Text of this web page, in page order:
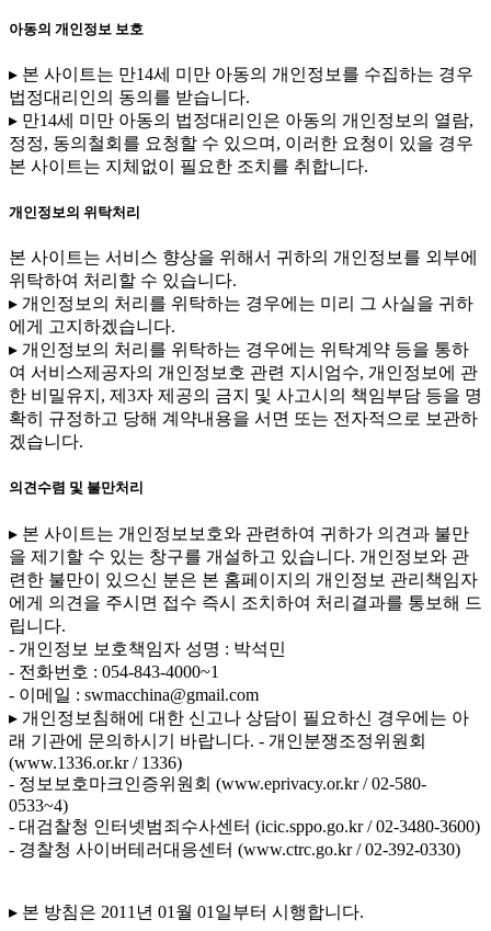
아동의 개인정보 보호
▸ 본 사이트는 만14세 미만 아동의 개인정보를 수집하는 경우
법정대리인의 동의를 받습니다.
▸ 만14세 미만 아동의 법정대리인은 아동의 개인정보의 열람,
정정, 동의철회를 요청할 수 있으며, 이러한 요청이 있을 경우
본 사이트는 지체없이 필요한 조치를 취합니다.
개인정보의 위탁처리
본 사이트는 서비스 향상을 위해서 귀하의 개인정보를 외부에
위탁하여 처리할 수 있습니다.
▸ 개인정보의 처리를 위탁하는 경우에는 미리 그 사실을 귀하
에게 고지하겠습니다.
▸ 개인정보의 처리를 위탁하는 경우에는 위탁계약 등을 통하
여 서비스제공자의 개인정보호 관련 지시엄수, 개인정보에 관
한 비밀유지, 제3자 제공의 금지 및 사고시의 책임부담 등을 명
확히 규정하고 당해 계약내용을 서면 또는 전자적으로 보관하
겠습니다.
의견수렴 및 불만처리
▸ 본 사이트는 개인정보보호와 관련하여 귀하가 의견과 불만
을 제기할 수 있는 창구를 개설하고 있습니다. 개인정보와 관
련한 불만이 있으신 분은 본 홈페이지의 개인정보 관리책임자
에게 의견을 주시면 접수 즉시 조치하여 처리결과를 통보해 드
립니다.
- 개인정보 보호책임자 성명 : 박석민
- 전화번호 : 054-843-4000~1
- 이메일 : swmacchina@gmail.com
▸ 개인정보침해에 대한 신고나 상담이 필요하신 경우에는 아
래 기관에 문의하시기 바랍니다. - 개인분쟁조정위원회
(www.1336.or.kr / 1336)
- 정보보호마크인증위원회 (www.eprivacy.or.kr / 02-580-
0533~4)
- 대검찰청 인터넷범죄수사센터 (icic.sppo.go.kr / 02-3480-3600)
- 경찰청 사이버테러대응센터 (www.ctrc.go.kr / 02-392-0330)
▸ 본 방침은 2011년 01월 01일부터 시행합니다.